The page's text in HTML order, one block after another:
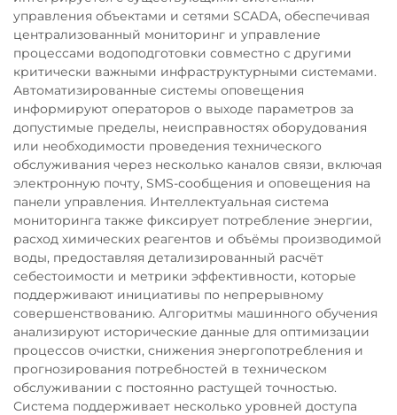
управления объектами и сетями SCADA, обеспечивая
централизованный мониторинг и управление
процессами водоподготовки совместно с другими
критически важными инфраструктурными системами.
Автоматизированные системы оповещения
информируют операторов о выходе параметров за
допустимые пределы, неисправностях оборудования
или необходимости проведения технического
обслуживания через несколько каналов связи, включая
электронную почту, SMS-сообщения и оповещения на
панели управления. Интеллектуальная система
мониторинга также фиксирует потребление энергии,
расход химических реагентов и объёмы производимой
воды, предоставляя детализированный расчёт
себестоимости и метрики эффективности, которые
поддерживают инициативы по непрерывному
совершенствованию. Алгоритмы машинного обучения
анализируют исторические данные для оптимизации
процессов очистки, снижения энергопотребления и
прогнозирования потребностей в техническом
обслуживании с постоянно растущей точностью.
Система поддерживает несколько уровней доступа